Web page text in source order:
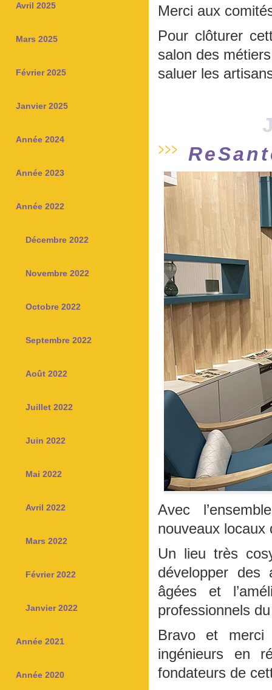
Avril 2025
Mars 2025
Février 2025
Janvier 2025
Année 2024
Année 2023
Année 2022
Décembre 2022
Novembre 2022
Octobre 2022
Septembre 2022
Août 2022
Juillet 2022
Juin 2022
Mai 2022
Avril 2022
Mars 2022
Février 2022
Janvier 2022
Année 2021
Année 2020
Merci aux
Pour clôturer
salon des
saluer les
Avec
nouveaux locaux
Un lieu très
développer des
âgées et
professionnels
Bravo et merci
ingénieurs en
fondateurs de